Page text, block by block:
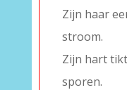
Zijn haar
stroom.
Zijn hart
sporen.